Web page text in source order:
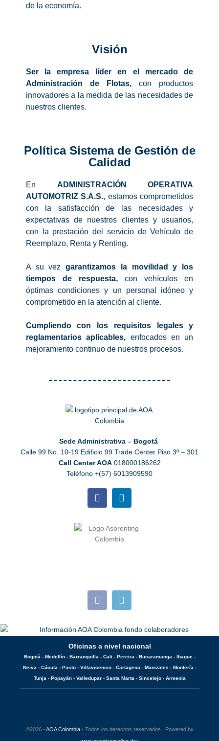
de la economía.
Visión
Ser la empresa líder en el mercado de
Administración de Flotas, con productos
innovadores a la medida de las necesidades de
nuestros clientes.
Política Sistema de Gestión de
Calidad
En ADMINISTRACIÓN OPERATIVA
AUTOMOTRIZ S.A.S., estamos comprometidos
con la satisfacción de las necesidades y
expectativas de nuestros clientes y usuarios,
con la prestación del servicio de Vehículo de
Reemplazo, Renta y Renting.
A su vezgarantizamos la movilidad y los
tiempos de respuesta,con vehículos en
óptimas condiciones y un personal idóneo y
comprometido en la atención al cliente.
Cumpliendo con los requisitos legales y
reglamentarios aplicables, enfocados en un
mejoramiento continuo de nuestros procesos.
Sede Administrativa – Bogotá
Calle 99 No. 10-19 Edificio 99 Trade Center Piso 3º – 301
Call Center AOA018000186262
Teléfono +(57) 6013909590
Oficinas a nivel nacional
Bogotá - Medellín - Barranquilla - Cali - Pereira - Bucaramanga - Ibague -
Neiva - Cúcuta - Pasto - Villavicencio - Cartagena - Manizales - Montería -
Tunja - Popayán - Valledupar - Santa Marta - Sincelejo - Armenia
©2026 - AOA Colombia- Todos los derechos reservados | Powered by